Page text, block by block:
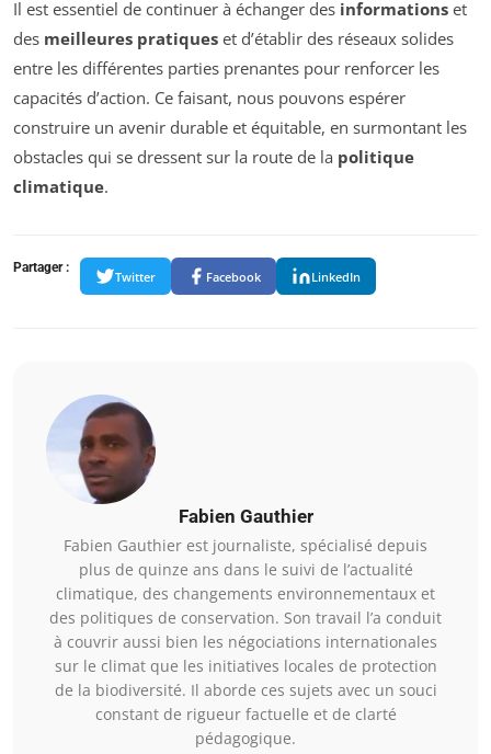
Il est essentiel de continuer à échanger des informations et
des meilleures pratiques et d’établir des réseaux solides
entre les différentes parties prenantes pour renforcer les
capacités d’action. Ce faisant, nous pouvons espérer
construire un avenir durable et équitable, en surmontant les
obstacles qui se dressent sur la route de la politique
climatique.
Partager :
Twitter Facebook LinkedIn
Fabien Gauthier
Fabien Gauthier est journaliste, spécialisé depuis
plus de quinze ans dans le suivi de l’actualité
climatique, des changements environnementaux et
des politiques de conservation. Son travail l’a conduit
à couvrir aussi bien les négociations internationales
sur le climat que les initiatives locales de protection
de la biodiversité. Il aborde ces sujets avec un souci
constant de rigueur factuelle et de clarté
pédagogique.